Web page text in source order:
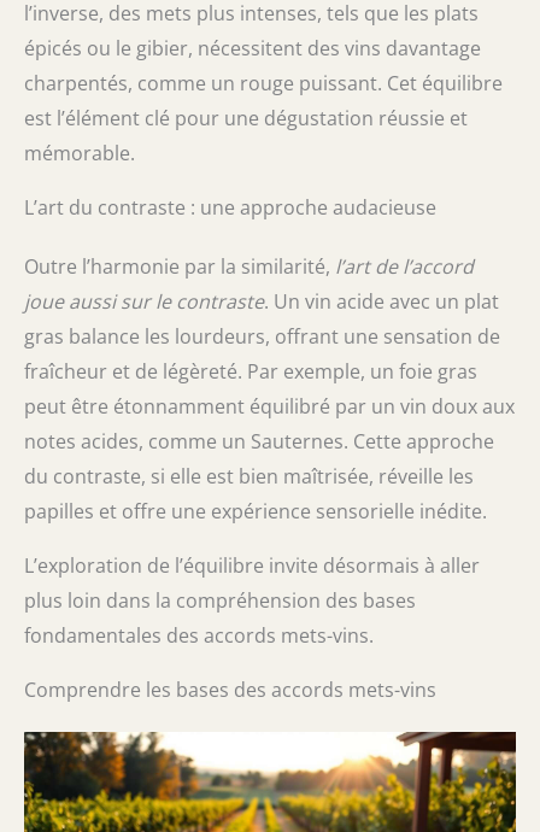
l’inverse, des mets plus intenses, tels que les plats
épicés ou le gibier, nécessitent des vins davantage
charpentés, comme un rouge puissant. Cet équilibre
est l’élément clé pour une dégustation réussie et
mémorable.
L’art du contraste : une approche audacieuse
Outre l’harmonie par la similarité, l’art de l’accord
joue aussi sur le contraste. Un vin acide avec un plat
gras balance les lourdeurs, offrant une sensation de
fraîcheur et de légèreté. Par exemple, un foie gras
peut être étonnamment équilibré par un vin doux aux
notes acides, comme un Sauternes. Cette approche
du contraste, si elle est bien maîtrisée, réveille les
papilles et offre une expérience sensorielle inédite.
L’exploration de l’équilibre invite désormais à aller
plus loin dans la compréhension des bases
fondamentales des accords mets-vins.
Comprendre les bases des accords mets-vins